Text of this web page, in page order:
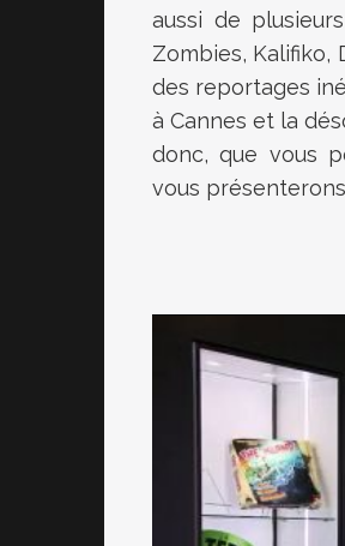
aussi de
Zombies, Kalifiko,
des reportages
à Cannes et la
donc, que vous
vous